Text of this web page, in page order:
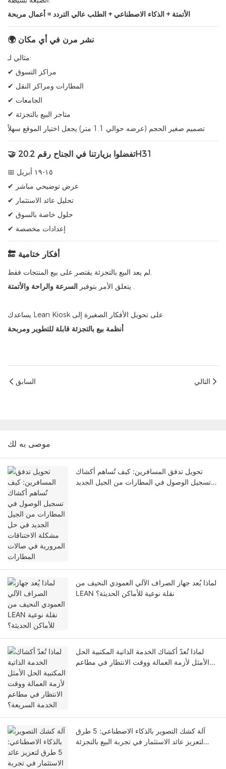
الأتمتة + الذكاء الاصطناعي + الطلب عالي التردد = أعمال مربحة
🌍 نشر مرن في أي مكان
مثالي لـ:
✔ مراكز التسوق
✔ المطارات ومراكز النقل
✔ الجامعات
✔ متاجر البيع بالتجزئة
تصميم صغير الحجم (عرضه حوالي 1.1 متر) يجعل اختيار الموقع سهلاً
🤝 تفضلوا بزيارتنا في الجناح رقم 20.2H31
📅 ١٥-١٩ أبريل
✔ عرض توضيحي مباشر
✔ تحليل عائد الاستثمار
✔ حلول خاصة بالسوق
✔ إعدادات مخصصة
🔚 أفكار ختامية
لم يعد البيع بالتجزئة يقتصر على بيع المنتجات فقط.
يتعلق الأمر بتوفير السرعة والراحة والأتمتة .
يساعدك Lean Kiosk على تحويل الأفكار الصغيرة إلى
أنظمة بيع بالتجزئة قابلة للتطوير ومربحة
السابق التالي
موصى به لك
تحويل تدفق المسافرين: كيف تُساهم أكشاك
تسجيل الوصول في المطارات من الجيل الجديد
لماذا يُعد جهاز الصراف الآلي العمودي النحيف من
LEAN نقلة نوعية للأماكن الحديثة؟
لماذا تُعدّ أكشاك الخدمة الذاتية المكتبية الحل
الأمثل لأزمة العمالة ووقت الانتظار في مطاعم
آلة كشك التصوير بالذكاء الاصطناعي: 5 طرق
لتعزيز عائد الاستثمار في تجربة البيع بالتجزئة